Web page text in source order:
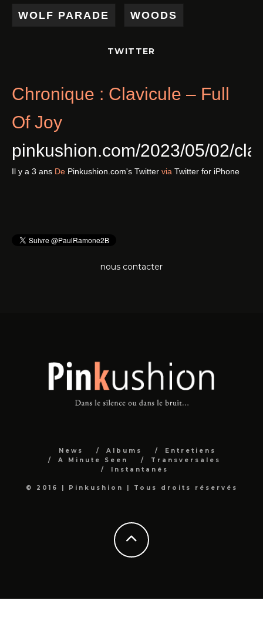
WOLF PARADE WOODS
TWITTER
Chronique : Clavicule – Full
Of Joy
pinkushion.com/2023/05/02/
Il y a 3 ans De Pinkushion.com's Twitter via Twitter for iPhone
nous contacter
News Albums
Entretiens
A Minute Seen
Transversales
Instantanés
© 2016 | Pinkushion | Tous droits réservés